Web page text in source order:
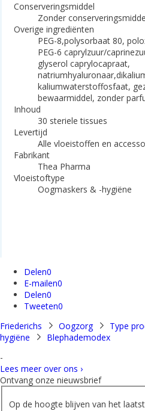
Conserveringsmiddel
Zonder
Overige ingrediënten
PEG-8,polysorbaat 80,
PEG-6 caprylzuur/
glyserol caprylocapraat,
kaliumwaterstoffosfaat,
bewaarmiddel, zonder
Inhoud
30 steriele tissues
Levertijd
Alle vloeistoffen en
Fabrikant
Thea Pharma
Vloeistoftype
Oogmaskers & -hygiëne
Delen0
E-mailen0
Delen0
Tweeten0
Friederichs
Oogzorg Type
hygiëne
Blephademodex
-
Lees meer over ons ›
Ontvang onze nieuwsbrief
Op de hoogte blijven van het